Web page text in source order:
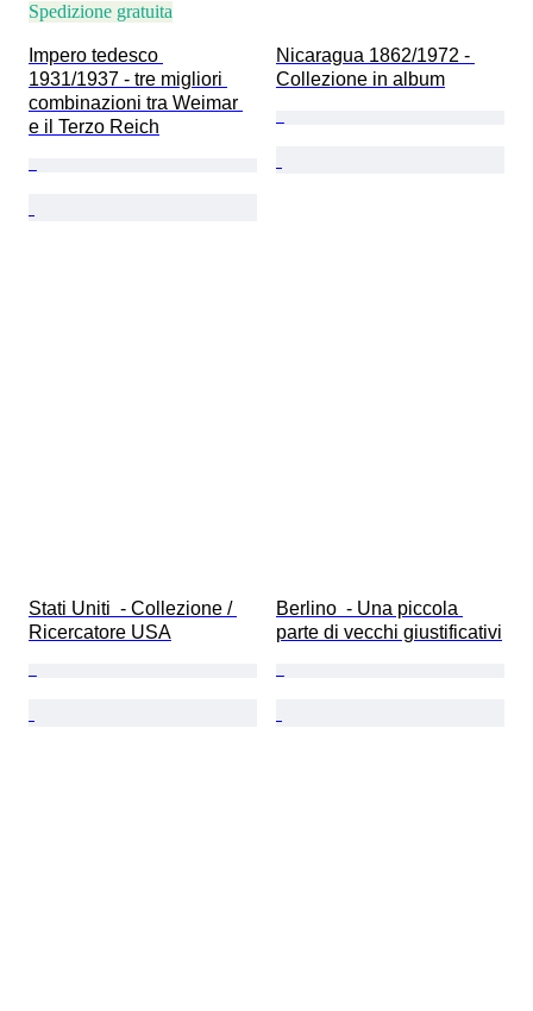
Spedizione gratuita
Impero tedesco
1931/1937 - tre migliori
combinazioni tra Weimar
e il Terzo Reich
Nicaragua 1862/1972 -
Collezione in album
Stati Uniti  - Collezione /
Ricercatore USA
Berlino  - Una piccola
parte di vecchi giustificativi